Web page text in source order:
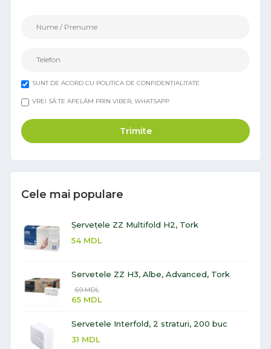
SUNT DE ACORD CU POLITICA DE CONFIDENȚIALITATE
VREI SĂ TE APELĂM PRIN VIBER, WHATSAPP
Trimite
Cele mai populare
Șervețele ZZ Multifold H2, Tork
54 MDL
Servetele ZZ H3, Albe, Advanced, Tork
69MDL
65 MDL
Servetele Interfold, 2 straturi, 200 buc
31 MDL